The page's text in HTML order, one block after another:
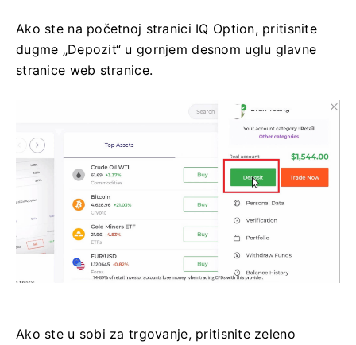
Ako ste na početnoj stranici IQ Option, pritisnite
dugme „Depozit“ u gornjem desnom uglu glavne
stranice web stranice.
Ako ste u sobi za trgovanje, pritisnite zeleno